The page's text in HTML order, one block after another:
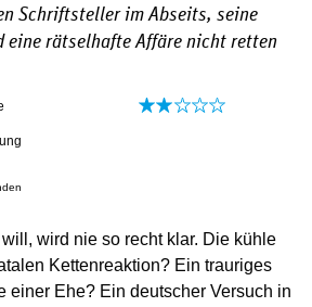
Schriftsteller im Abseits, seine
eine rätselhafte Affäre nicht retten
wird nie so recht klar. Die kühle
Kettenreaktion? Ein trauriges
einer Ehe? Ein deutscher Versuch in